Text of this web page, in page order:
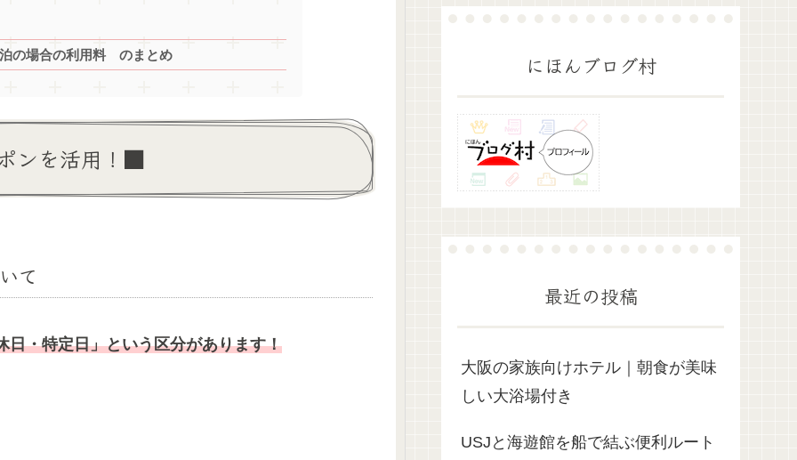
の場合の利用料 のまとめ
ンを活用！■
て
日・特定日」という区分があります！
にほんブログ村
最近の投稿
大阪の家族向けホテル｜朝食が美味
しい大浴場付き
USJと海遊館を船で結ぶ便利ルート